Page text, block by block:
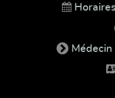
Médecin